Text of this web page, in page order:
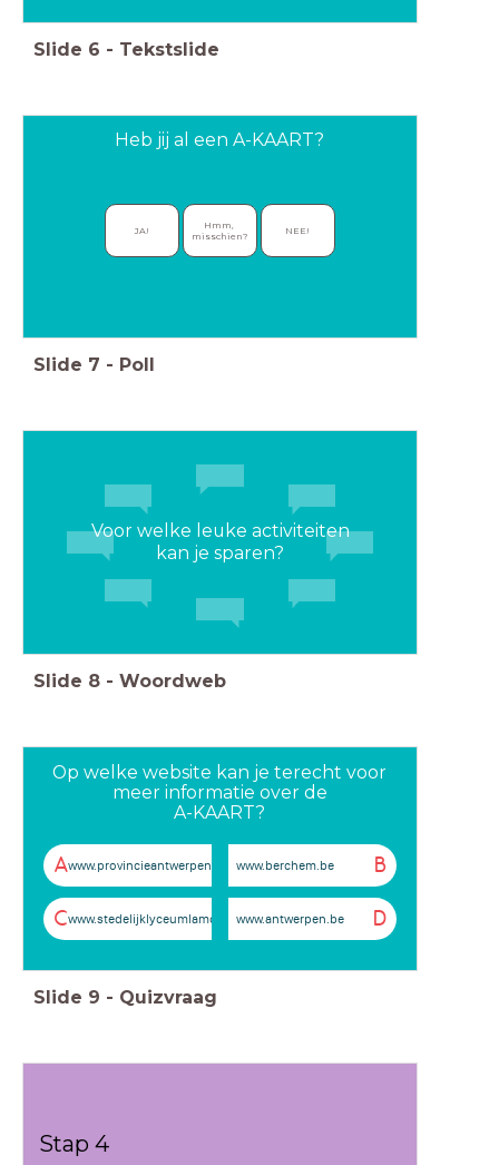
Slide 6 - Tekstslide
Heb jij al een A-KAART?
JA!
Hmm,
misschien?
NEE!
Slide 7 - Poll
Voor welke leuke activiteiten
kan je sparen?
Slide 8 - Woordweb
Op welke website kan je terecht voor
meer informatie over de
A-KAART?
Awww.provincieantwerpen.be B
www.berchem.be
Cwww.stedelijklyceumlamoriniere.be D
www.antwerpen.be
Slide 9 - Quizvraag
Stap 4